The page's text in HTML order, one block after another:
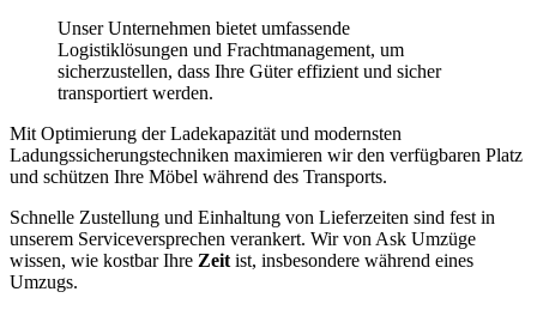
Unser Unternehmen bietet umfassende
Logistiklösungen und Frachtmanagement, um
sicherzustellen, dass Ihre Güter effizient und sicher
transportiert werden.
Mit Optimierung der Ladekapazität und modernsten
Ladungssicherungstechniken maximieren wir den verfügbaren Platz
und schützen Ihre Möbel während des Transports.
Schnelle Zustellung und Einhaltung von Lieferzeiten sind fest in
unserem Serviceversprechen verankert. Wir von Ask Umzüge
wissen, wie kostbar Ihre Zeit ist, insbesondere während eines
Umzugs.